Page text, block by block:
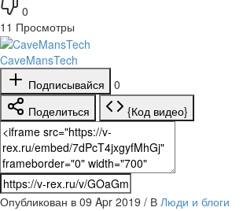
0
11 Просмотры
CaveMansTech
Подписывайся
0
Поделиться
{Код видео}
Опубликован в 09 Apr 2019 / В Люди и блоги